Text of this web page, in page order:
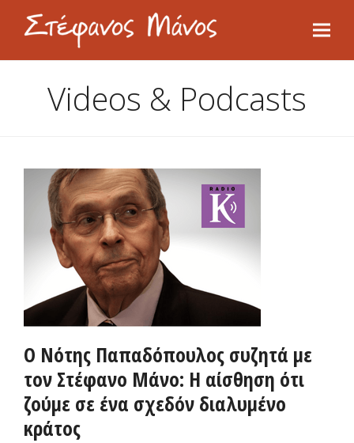
Videos & Podcasts
Ο Νότης Παπαδόπουλος συζητά με
τον Στέφανο Μάνο: Η αίσθηση ότι
ζούμε σε ένα σχεδόν διαλυμένο
κράτος